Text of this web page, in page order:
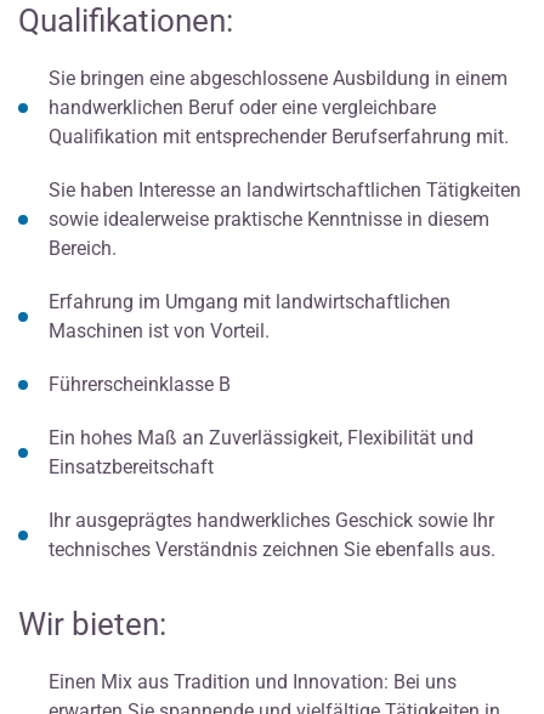
Qualifikationen:
Sie bringen eine abgeschlossene Ausbildung in einem
handwerklichen Beruf oder eine vergleichbare
Qualifikation mit entsprechender Berufserfahrung mit.
Sie haben Interesse an landwirtschaftlichen Tätigkeiten
sowie idealerweise praktische Kenntnisse in diesem
Bereich.
Erfahrung im Umgang mit landwirtschaftlichen
Maschinen ist von Vorteil.
Führerscheinklasse B
Ein hohes Maß an Zuverlässigkeit, Flexibilität und
Einsatzbereitschaft
Ihr ausgeprägtes handwerkliches Geschick sowie Ihr
technisches Verständnis zeichnen Sie ebenfalls aus.
Wir bieten:
Einen Mix aus Tradition und Innovation: Bei uns